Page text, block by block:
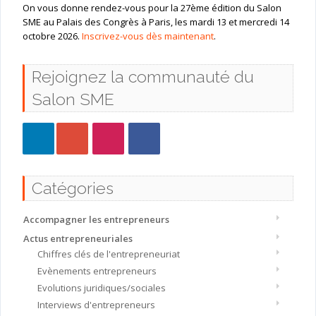
On vous donne rendez-vous pour la 27ème édition du Salon
SME au Palais des Congrès à Paris, les mardi 13 et mercredi 14
octobre 2026. Inscrivez-vous dès maintenant.
Rejoignez la communauté du
Salon SME
Catégories
Accompagner les entrepreneurs
Actus entrepreneuriales
Chiffres clés de l'entrepreneuriat
Evènements entrepreneurs
Evolutions juridiques/sociales
Interviews d'entrepreneurs